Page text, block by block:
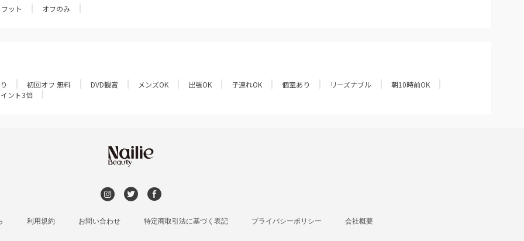
フット オフのみ
初回オフ 無料 DVD観賞 メンズOK 出張OK 子連れOK 個室あり リーズナブル
朝10時前OK
ント3倍
利用規約 お問い合わせ 特定商取引法に基づく表記 プライバシーポリシー 会社概要